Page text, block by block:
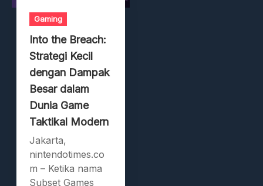
Gaming
Into the Breach:
Strategi Kecil
dengan Dampak
Besar dalam
Dunia Game
Taktikal Modern
Jakarta,
nintendotimes.co
m – Ketika nama
Subset Games